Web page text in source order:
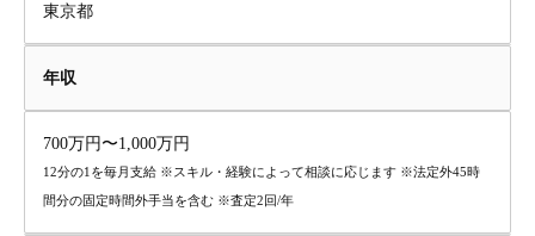
東京都
年収
700万円〜1,000万円
12分の1を毎月支給 ※スキル・経験によって相談に応じます ※法定外45時
間分の固定時間外手当を含む ※査定2回/年